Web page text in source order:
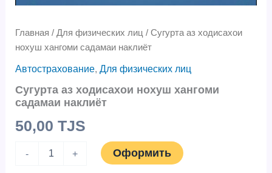
Главная / Для физических лиц / Сугурта аз ходисахои
нохуш хангоми садамаи наклиёт
Автострахование,Для физических лиц
Сугурта аз ходисахои нохуш хангоми
садамаи наклиёт
50,00TJS
- + Оформить